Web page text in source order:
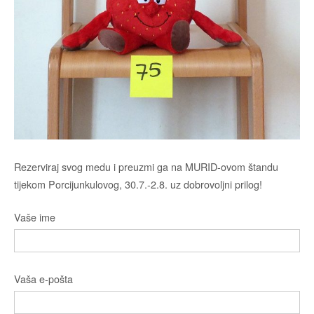
Rezerviraj svog medu i preuzmi ga na MURID-ovom štandu
tijekom Porcijunkulovog, 30.7.-2.8. uz dobrovoljni prilog!
Vaše ime
Vaša e-pošta